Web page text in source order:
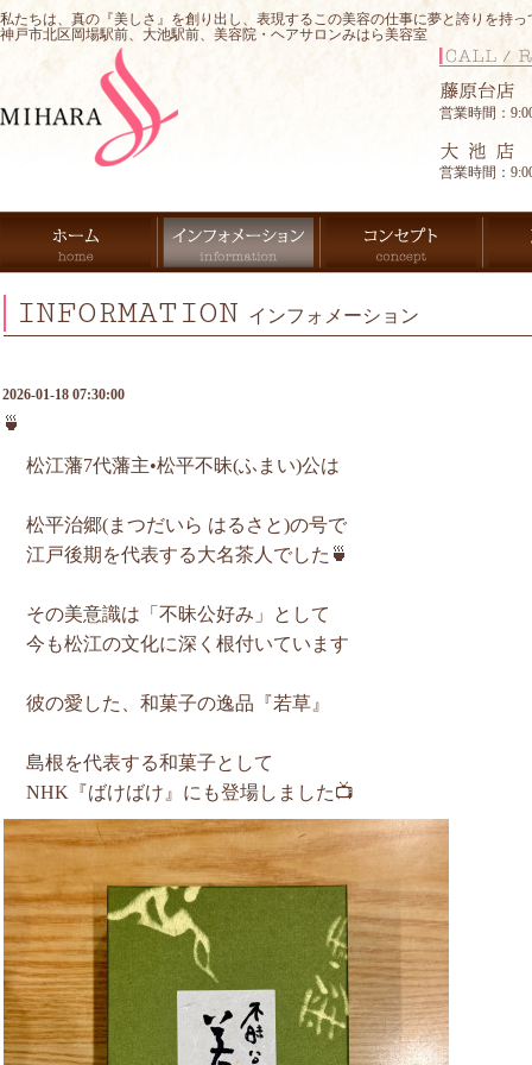
私たちは、真の『美しさ』を創り出し、表現するこの美容の仕事に夢と誇りを持
神戸市北区岡場駅前、大池駅前、美容院・ヘアサロンみはら美容室
営業時間：
営業時間：
INFORMATION インフォメーション
2026-01-18 07:30:00
🍵
松江藩7代藩主•松平不昧(ふまい)公は
松平治郷(まつだいら はるさと)の号で
江戸後期を代表する大名茶人でした🍵
その美意識は「不昧公好み」として
今も松江の文化に深く根付いています
彼の愛した、和菓子の逸品『若草』
島根を代表する和菓子として
NHK『ばけばけ』にも登場しました📺